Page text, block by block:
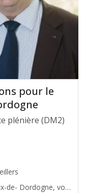
pour le
plénière (DM2)
de- Dordogne, vous